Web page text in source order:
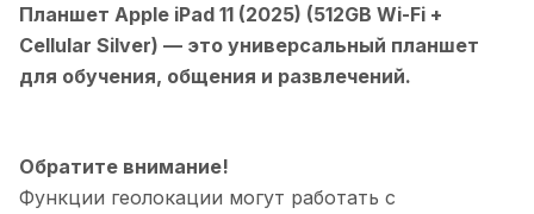
Планшет Apple iPad 11 (2025) (512GB Wi-Fi +
Cellular Silver) — это универсальный планшет
для обучения, общения и развлечений.
Обратите внимание!
Функции геолокации могут работать с